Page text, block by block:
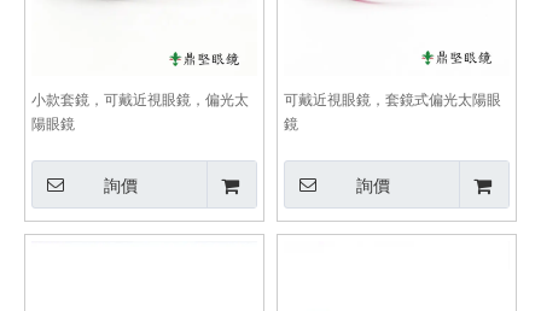
小款套鏡，可戴近視眼鏡，偏光太
陽眼鏡
詢價
可戴近視眼鏡，套鏡式偏光太陽眼
鏡
詢價